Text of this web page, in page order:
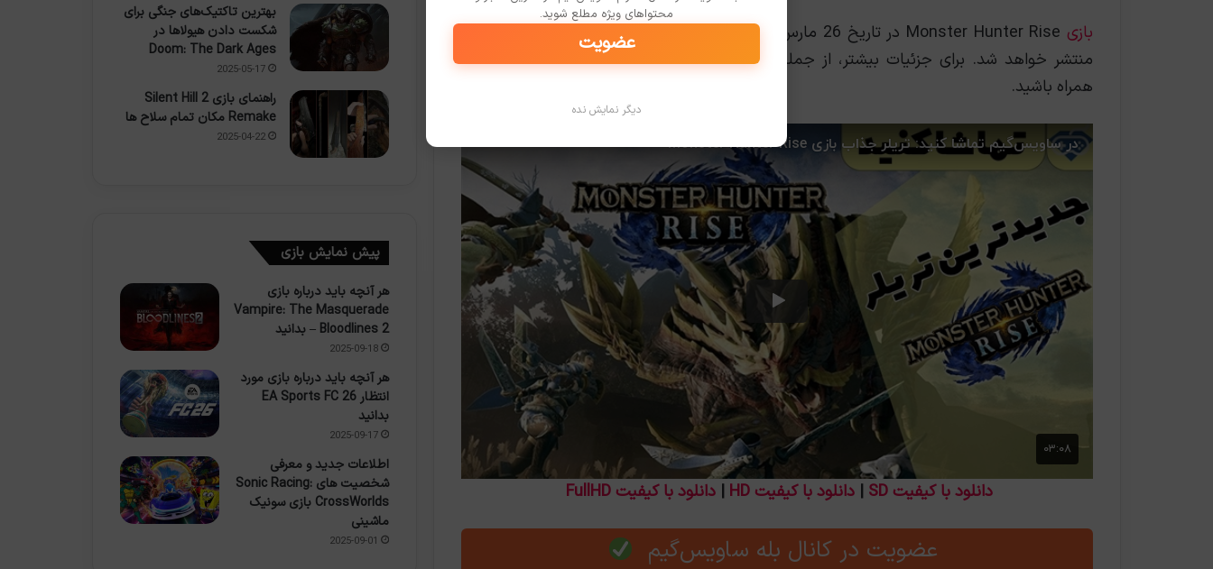
بازی
Monster Hunter Rise در تاریخ 26 مارس مصادف با جمعه 6 فروردین برای نینتندو سوئیچ
منتشر خواهد شد. برای جزئیات بیشتر، از جمله زمان انتشار نسخه‌ی دموی بازی، با ساویس‌گیم
همراه باشید.
دانلود با کیفیت SD | دانلود با کیفیت HD | دانلود با کیفیت FullHD
عضویت در کانال بله ساویس‌گیم
بهترین تاکتیک‌های جنگی برای
شکست دادن هیولاها در
Doom: The Dark Ages
2025-05-17
راهنمای بازی Silent Hill 2
Remake مکان تمام سلاح ها
2025-04-22
پیش نمایش بازی
هر آنچه باید درباره بازی
Vampire: The Masquerade
– Bloodlines 2 بدانید
2025-09-18
هر آنچه باید درباره بازی مورد
انتظار EA Sports FC 26
بدانید
2025-09-17
اطلاعات جدید و معرفی
شخصیت های Sonic Racing:
CrossWorlds بازی سونیک
ماشینی
2025-09-01
محتواهای ویژه مطلع شوید.
عضویت
دیگر نمایش نده